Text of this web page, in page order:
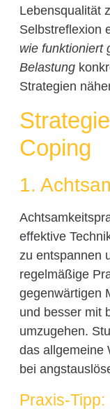
Lebensqualität
Selbstreflexion
wie funktioniert
Belastung
Strategien
Coping
1.
effektive
zu entspannen
regelmäßige
gegenwärtigen
und besser mit
umzugehen.
das allgemeine
bei
Praxis-Tipp: